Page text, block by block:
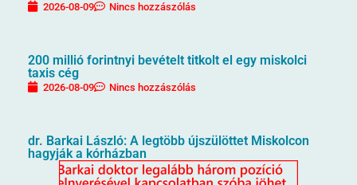
2026-08-09 Nincs hozzászólás
200 millió forintnyi bevételt titkolt el egy miskolci
taxis cég
2026-08-09 Nincs hozzászólás
dr. Barkai László: A legtöbb újszülöttet Miskolcon
hagyják a kórházban